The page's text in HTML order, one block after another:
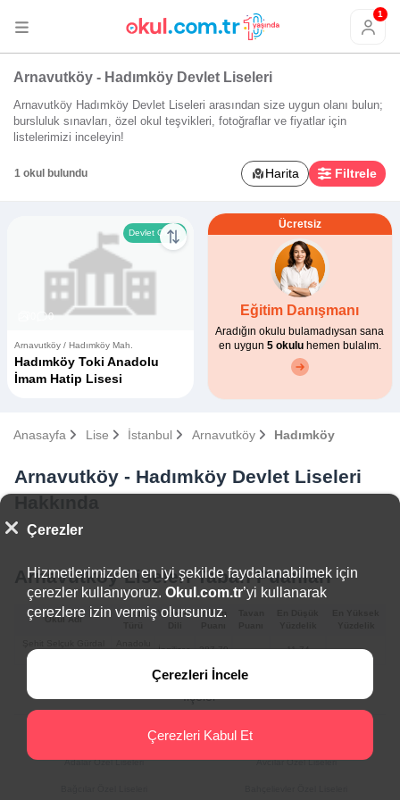
1
Arnavutköy - Hadımköy Devlet Liseleri
Arnavutköy Hadımköy Devlet Liseleri arasından size uygun olanı bulun;
bursluluk sınavları, özel okul teşvikleri, fotoğraflar ve fiyatlar için
listelerimizi inceleyin!
1 okul bulundu Harita Filtrele
0
Devlet Okulu
Arnavutköy / Hadımköy Mah.
Hadımköy Toki Anadolu
İmam Hatip Lisesi
Ücretsiz
Eğitim Danışmanı
Aradığın okulu bulamadıysan sana
en uygun 5 okuluhemen bulalım.
Anasayfa Lise İstanbul Arnavutköy Hadımköy
Arnavutköy - Hadımköy Devlet Liseleri
Arnavutköy Liseleri Taban Puanları
Okul Adı
Okul
Yabancı
Taban
İngilizce 387.79 11.74
İlçeler
Arnavutköy Özel Liseleri
Adalar Özel Liseleri Avcılar Özel Liseleri
Çerezler
Hizmetlerimizden en iyi şekilde faydalanabilmek için
çerezler kullanıyoruz. Okul.com.tr’yi kullanarak
çerezlere izin vermiş olursunuz.
Çerezleri İncele
Çerezleri Kabul Et